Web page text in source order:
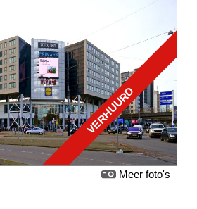
VERHUURD
Meer foto's